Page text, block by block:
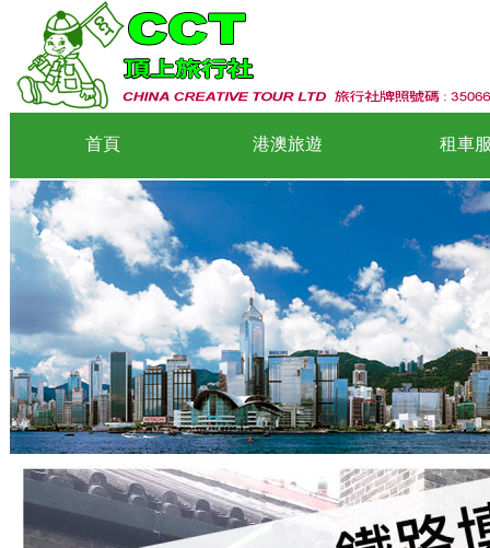
首頁 港澳旅遊 租車